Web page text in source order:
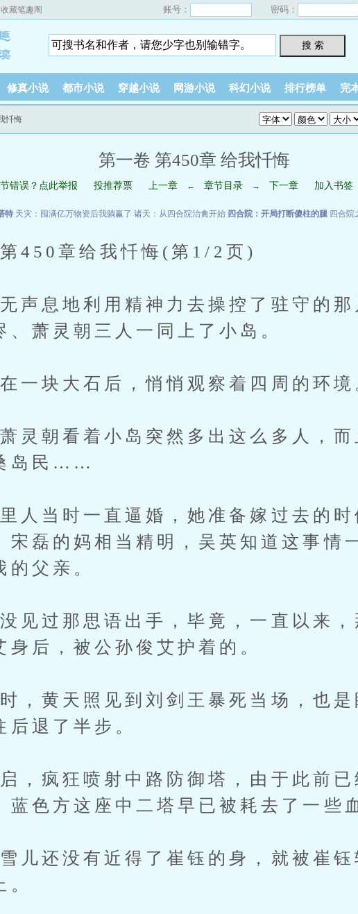
收藏笔趣阁 账号： 密码：
搜 索
修真小说 都市小说 穿越小说 网游小说 科幻小说 排行榜单 完
忏悔
第一卷 第450章 给我忏悔
错误？点此举报 投推荐票 上一章 ← 章节目录 → 下一章 加入书签
特 天灾：囤满亿万物资后我躺赢了 诸天：从四合院治禽开始 四合院：开局打断傻柱的腿 四合院
450章给我忏悔(第1/2页)
息地利用精神力去操控了驻守的那
、萧灵朝三人一同上了小岛。
块大石后，悄悄观察着四周的环境
朝看着小岛突然多出这么多人，而
岛民……
当时一直逼婚，她准备嫁过去的时
宋磊的妈相当精明，吴英知道这事情
的父亲。
过那思语出手，毕竟，一直以来，
身后，被公孙俊艾护着的。
黄天照见到刘剑王暴死当场，也是
后退了半步。
疯狂喷射中路防御塔，由于此前已
蓝色方这座中二塔早已被耗去了一些
还没有近得了崔钰的身，就被崔钰